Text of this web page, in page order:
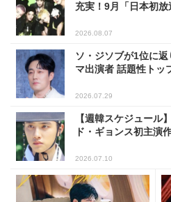
充実！9月「日本初
2026.08.07
ソ・ジソブが1位に
マ出演者 話題性トッ
2026.07.29
【週韓スケジュール
ド・ギョンス初主演
2026.07.10